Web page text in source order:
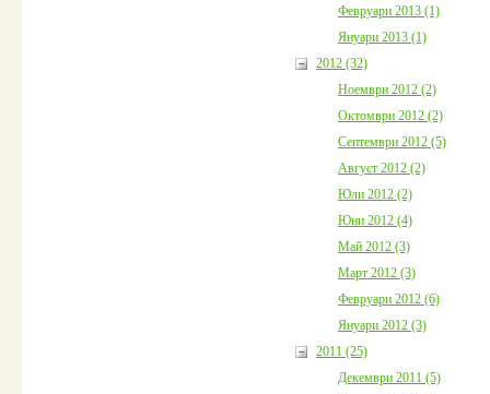
Февруари 2013 (1)
Януари 2013 (1)
2012 (32)
Ноември 2012 (2)
Октомври 2012 (2)
Септември 2012 (5)
Август 2012 (2)
Юли 2012 (2)
Юни 2012 (4)
Май 2012 (3)
Март 2012 (3)
Февруари 2012 (6)
Януари 2012 (3)
2011 (25)
Декември 2011 (5)